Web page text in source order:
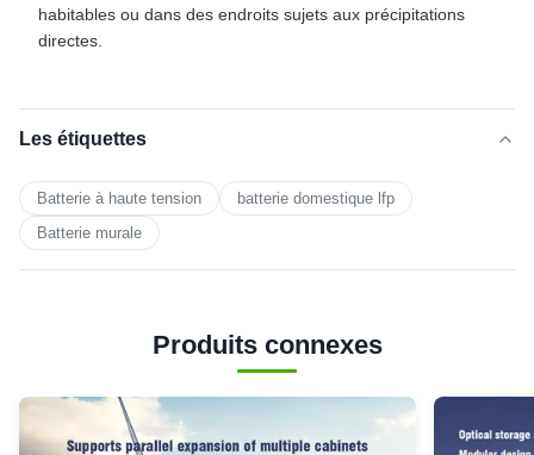
habitables ou dans des endroits sujets aux précipitations
directes.
Les étiquettes
Batterie à haute tension
batterie domestique lfp
Batterie murale
Produits connexes